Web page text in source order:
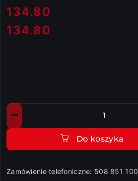
cena:
134.80
Cena:
134.80
Ilość
Do koszyka
Zamówienie telefoniczne: 508 851 100